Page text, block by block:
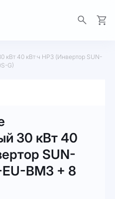
кВт 40 кВт·ч HP3 (Инвертор SUN-
G)
30 кВт 40
SUN-
BM3 + 8